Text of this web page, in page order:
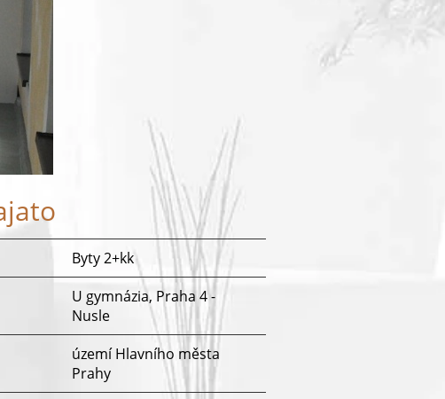
Byty 2+kk
U gymnázia, Praha 4 -
Nusle
území Hlavního města
Prahy